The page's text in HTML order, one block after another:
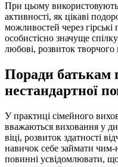
При цьому
активності, як цікаві
можливостей через
особистісно значуще
любові, розвиток творчого
Поради батькам
нестандартної
У практиці сімейного
вважаються виховання у
віці, розвиток здатності
навичок себе займати чим-
повинні усвідомлювати,